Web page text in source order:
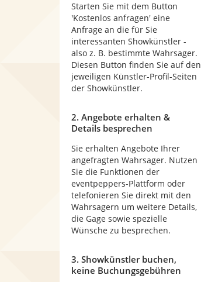
Starten Sie mit dem Button
'Kostenlos anfragen' eine
Anfrage an die für Sie
interessanten Showkünstler -
also z. B. bestimmte Wahrsager.
Diesen Button finden Sie auf den
jeweiligen Künstler-Profil-Seiten
der Showkünstler.
2. Angebote erhalten &
Details besprechen
Sie erhalten Angebote Ihrer
angefragten Wahrsager. Nutzen
Sie die Funktionen der
eventpeppers-Plattform oder
telefonieren Sie direkt mit den
Wahrsagern um weitere Details,
die Gage sowie spezielle
Wünsche zu besprechen.
3. Showkünstler buchen,
keine Buchungsgebühren